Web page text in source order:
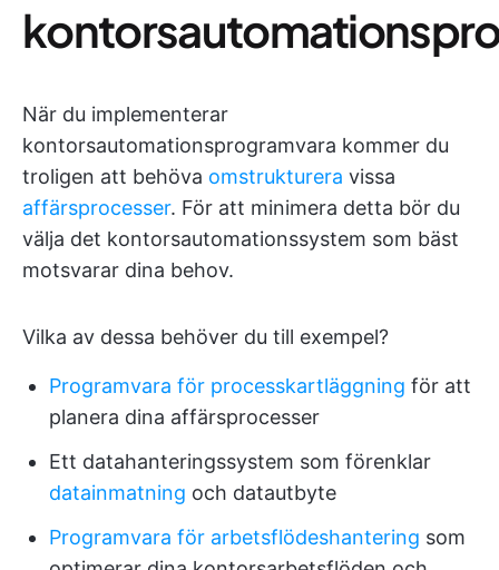
När du implementerar
kontorsautomationsprogramvara kommer du
troligen att behöva omstrukturera vissa
affärsprocesser. För att minimera detta bör du
välja det kontorsautomationssystem som bäst
motsvarar dina behov.
Vilka av dessa behöver du till exempel?
Programvara för processkartläggning för att
planera dina affärsprocesser
Ett datahanteringssystem som förenklar
datainmatning och datautbyte
Programvara för arbetsflödeshantering som